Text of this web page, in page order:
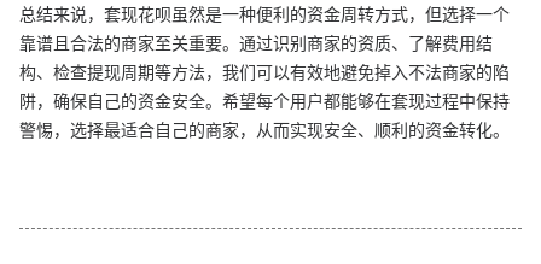
总结来说，套现花呗虽然是一种便利的资金周转方式，但选择一个
靠谱且合法的商家至关重要。通过识别商家的资质、了解费用结
构、检查提现周期等方法，我们可以有效地避免掉入不法商家的陷
阱，确保自己的资金安全。希望每个用户都能够在套现过程中保持
警惕，选择最适合自己的商家，从而实现安全、顺利的资金转化。